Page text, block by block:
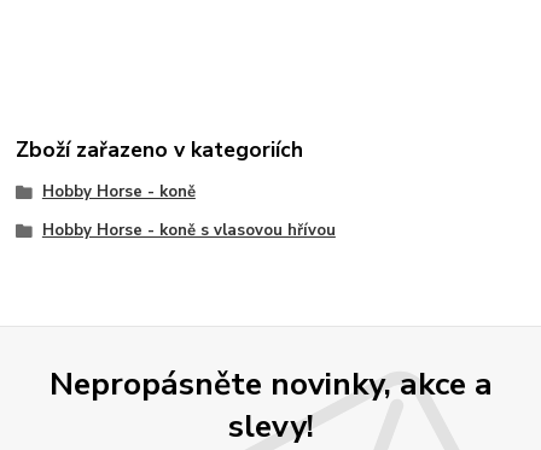
Zboží zařazeno v kategoriích
Hobby Horse - koně
Hobby Horse - koně s vlasovou hřívou
Nepropásněte novinky, akce a
slevy!